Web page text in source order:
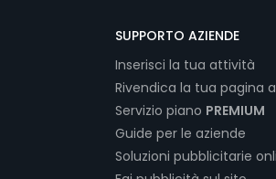
SUPPORTO AZIENDE
Inserisci la tua attività
Rivendica la tua pagina
Servizio piano PREMIUM
Guide per le aziende
Soluzioni pubblicitarie